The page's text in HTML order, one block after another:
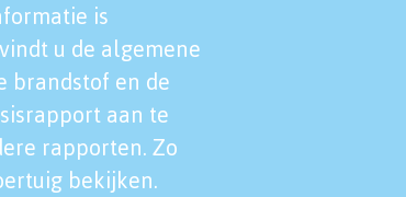
is
u de algemene
brandstof en de
aan te
rapporten. Zo
bekijken.